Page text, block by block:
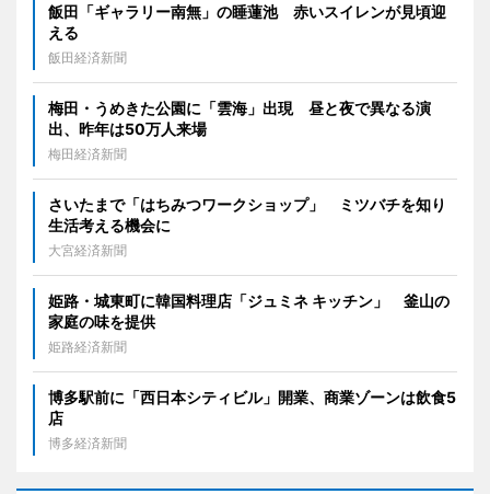
飯田「ギャラリー南無」の睡蓮池 赤いスイレンが見頃迎
える
飯田経済新聞
梅田・うめきた公園に「雲海」出現 昼と夜で異なる演
出、昨年は50万人来場
梅田経済新聞
さいたまで「はちみつワークショップ」 ミツバチを知り
生活考える機会に
大宮経済新聞
姫路・城東町に韓国料理店「ジュミネ キッチン」 釜山の
家庭の味を提供
姫路経済新聞
博多駅前に「西日本シティビル」開業、商業ゾーンは飲食5
店
博多経済新聞